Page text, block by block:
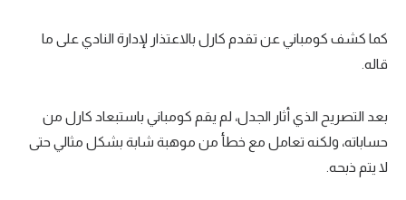
كما كشف كومباني عن تقدم كارل بالاعتذار لإدارة النادي على ما
قاله.
بعد التصريح الذي أثار الجدل، لم يقم كومباني باستبعاد كارل من
حساباته، ولكنه تعامل مع خطأ من موهبة شابة بشكل مثالي حتى
لا يتم ذبحه.